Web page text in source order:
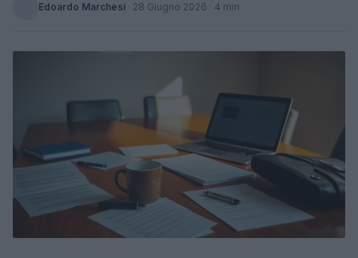
Edoardo Marchesi · 28 Giugno 2026 · 4 min